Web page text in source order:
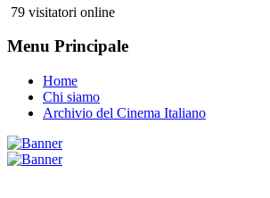
79 visitatori online
Menu Principale
Home
Chi siamo
Archivio del Cinema Italiano